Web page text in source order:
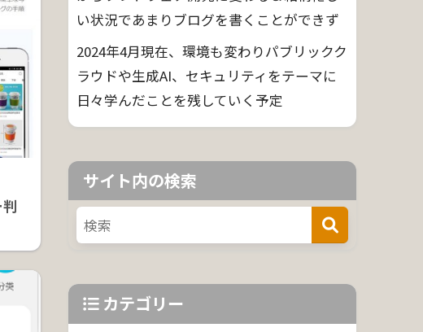
い状況であまりブログを書くことができず
2024年4月現在、環境も変わりパブリックク
ラウドや生成AI、セキュリティをテーマに
日々学んだことを残していく予定
サイト内の検索
カテゴリー